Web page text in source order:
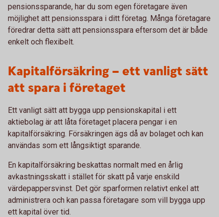
pensionssparande, har du som egen företagare även
möjlighet att pensionsspara i ditt företag. Många företagare
föredrar detta sätt att pensionsspara eftersom det är både
enkelt och flexibelt.
Kapitalförsäkring – ett vanligt sätt
att spara i företaget
Ett vanligt sätt att bygga upp pensionskapital i ett
aktiebolag är att låta företaget placera pengar i en
kapitalförsäkring. Försäkringen ägs då av bolaget och kan
användas som ett långsiktigt sparande.
En kapitalförsäkring beskattas normalt med en årlig
avkastningsskatt i stället för skatt på varje enskild
värdepappersvinst. Det gör sparformen relativt enkel att
administrera och kan passa företagare som vill bygga upp
ett kapital över tid.